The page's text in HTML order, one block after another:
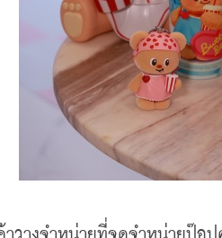
งจำหน่ายที่จุดจำหน่ายป๊อปค